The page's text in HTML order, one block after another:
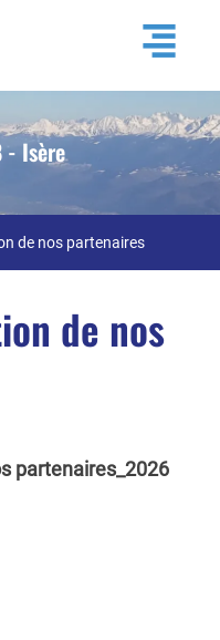
- Isère
de nos partenaires
de nos
partenaires_2026